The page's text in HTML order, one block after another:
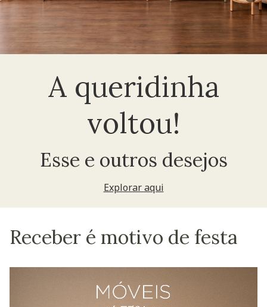
A queridinha
voltou!
Esse e outros desejos
Explorar aqui
Receber é motivo de festa